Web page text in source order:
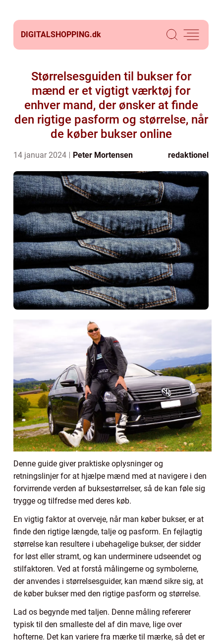
DIGITALSHOPPING.dk
Størrelsesguiden til bukser for
mænd er et vigtigt værktøj for
enhver mand, der ønsker at finde
den rigtige pasform og størrelse, når
de køber bukser online
14 januar 2024 Peter Mortensen redaktionel
Denne guide giver praktiske oplysninger og
retningslinjer for at hjælpe mænd med at navigere i den
forvirrende verden af buksestørrelser, så de kan føle sig
trygge og tilfredse med deres køb.
En vigtig faktor at overveje, når man køber bukser, er at
finde den rigtige længde, talje og pasform. En fejlagtig
størrelse kan resultere i ubehagelige bukser, der sidder
for løst eller stramt, og kan underminere udseendet og
stilfaktoren. Ved at forstå målingerne og symbolerne,
der anvendes i størrelsesguider, kan mænd sikre sig, at
de køber bukser med den rigtige pasform og størrelse.
Lad os begynde med taljen. Denne måling refererer
typisk til den smalleste del af din mave, lige over
hofterne. Det kan variere fra mærke til mærke, så det er